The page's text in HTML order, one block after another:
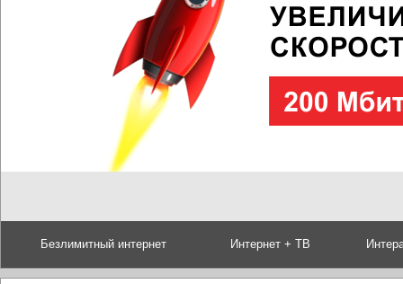
Безлимитный интернет Интернет + ТВ